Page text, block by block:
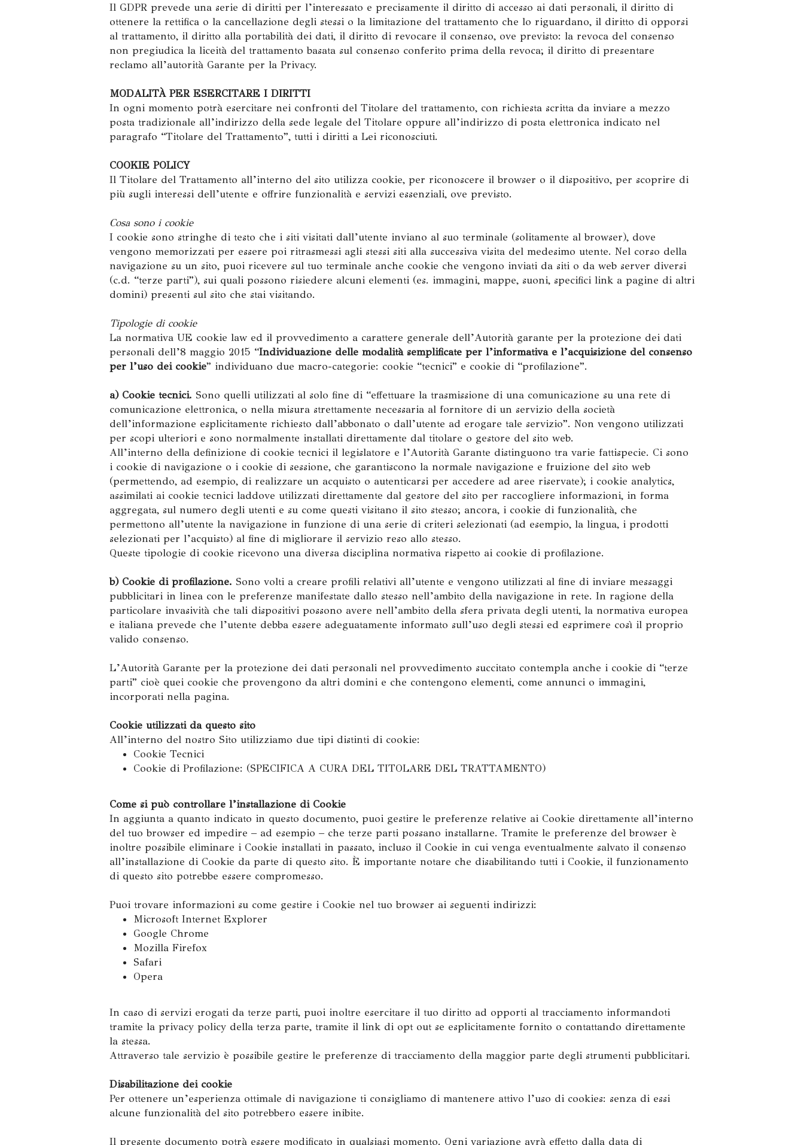
Il GDPR prevede una serie di diritti per l’interessato e precisamente il diritto di accesso ai dati personali, il diritto di
ottenere la rettifica o la cancellazione degli stessi o la limitazione del trattamento che lo riguardano, il diritto di opporsi
al trattamento, il diritto alla portabilità dei dati, il diritto di revocare il consenso, ove previsto: la revoca del consenso
non pregiudica la liceità del trattamento basata sul consenso conferito prima della revoca; il diritto di presentare
reclamo all’autorità Garante per la Privacy.
MODALITÀ PER ESERCITARE I DIRITTI
In ogni momento potrà esercitare nei confronti del Titolare del trattamento, con richiesta scritta da inviare a mezzo
posta tradizionale all’indirizzo della sede legale del Titolare oppure all’indirizzo di posta elettronica indicato nel
paragrafo “Titolare del Trattamento”, tutti i diritti a Lei riconosciuti.
COOKIE POLICY
Il Titolare del Trattamento all’interno del sito utilizza cookie, per riconoscere il browser o il dispositivo, per scoprire di
più sugli interessi dell’utente e offrire funzionalità e servizi essenziali, ove previsto.
Cosa sono i cookie
I cookie sono stringhe di testo che i siti visitati dall’utente inviano al suo terminale (solitamente al browser), dove
vengono memorizzati per essere poi ritrasmessi agli stessi siti alla successiva visita del medesimo utente. Nel corso della
navigazione su un sito, puoi ricevere sul tuo terminale anche cookie che vengono inviati da siti o da web server diversi
(c.d. “terze parti”), sui quali possono risiedere alcuni elementi (es. immagini, mappe, suoni, specifici link a pagine di altri
domini) presenti sul sito che stai visitando.
Tipologie di cookie
La normativa UE cookie law ed il provvedimento a carattere generale dell’Autorità garante per la protezione dei dati
personali dell’8 maggio 2015 “Individuazione delle modalità semplificate per l’informativa e l’acquisizione del consenso
per l’uso dei cookie” individuano due macro-categorie: cookie “tecnici” e cookie di “profilazione”.
a) Cookie tecnici. Sono quelli utilizzati al solo fine di “effettuare la trasmissione di una comunicazione su una rete di
comunicazione elettronica, o nella misura strettamente necessaria al fornitore di un servizio della società
dell’informazione esplicitamente richiesto dall’abbonato o dall’utente ad erogare tale servizio”. Non vengono utilizzati
per scopi ulteriori e sono normalmente installati direttamente dal titolare o gestore del sito web.
All’interno della definizione di cookie tecnici il legislatore e l’Autorità Garante distinguono tra varie fattispecie. Ci sono
i cookie di navigazione o i cookie di sessione, che garantiscono la normale navigazione e fruizione del sito web
(permettendo, ad esempio, di realizzare un acquisto o autenticarsi per accedere ad aree riservate); i cookie analytics,
assimilati ai cookie tecnici laddove utilizzati direttamente dal gestore del sito per raccogliere informazioni, in forma
aggregata, sul numero degli utenti e su come questi visitano il sito stesso; ancora, i cookie di funzionalità, che
permettono all’utente la navigazione in funzione di una serie di criteri selezionati (ad esempio, la lingua, i prodotti
selezionati per l’acquisto) al fine di migliorare il servizio reso allo stesso.
Queste tipologie di cookie ricevono una diversa disciplina normativa rispetto ai cookie di profilazione.
b) Cookie di profilazione. Sono volti a creare profili relativi all’utente e vengono utilizzati al fine di inviare messaggi
pubblicitari in linea con le preferenze manifestate dallo stesso nell’ambito della navigazione in rete. In ragione della
particolare invasività che tali dispositivi possono avere nell’ambito della sfera privata degli utenti, la normativa europea
e italiana prevede che l’utente debba essere adeguatamente informato sull’uso degli stessi ed esprimere così il proprio
valido consenso.
L’Autorità Garante per la protezione dei dati personali nel provvedimento succitato contempla anche i cookie di “terze
parti” cioè quei cookie che provengono da altri domini e che contengono elementi, come annunci o immagini,
incorporati nella pagina.
Cookie utilizzati da questo sito
All’interno del nostro Sito utilizziamo due tipi distinti di cookie:
Cookie Tecnici
Cookie di Profilazione: (SPECIFICA A CURA DEL TITOLARE DEL TRATTAMENTO)
Come si può controllare l’installazione di Cookie
In aggiunta a quanto indicato in questo documento, puoi gestire le preferenze relative ai Cookie direttamente all’interno
del tuo browser ed impedire – ad esempio – che terze parti possano installarne. Tramite le preferenze del browser è
inoltre possibile eliminare i Cookie installati in passato, incluso il Cookie in cui venga eventualmente salvato il consenso
all’installazione di Cookie da parte di questo sito. È importante notare che disabilitando tutti i Cookie, il funzionamento
di questo sito potrebbe essere compromesso.
Puoi trovare informazioni su come gestire i Cookie nel tuo browser ai seguenti indirizzi:
Microsoft Internet Explorer
Google Chrome
Mozilla Firefox
Safari
Opera
In caso di servizi erogati da terze parti, puoi inoltre esercitare il tuo diritto ad opporti al tracciamento informandoti
tramite la privacy policy della terza parte, tramite il link di opt out se esplicitamente fornito o contattando direttamente
la stessa.
Attraverso tale servizio è possibile gestire le preferenze di tracciamento della maggior parte degli strumenti pubblicitari.
Disabilitazione dei cookie
Per ottenere un’esperienza ottimale di navigazione ti consigliamo di mantenere attivo l’uso di cookies: senza di essi
alcune funzionalità del sito potrebbero essere inibite.
Il presente documento potrà essere modificato in qualsiasi momento. Ogni variazione avrà effetto dalla data di